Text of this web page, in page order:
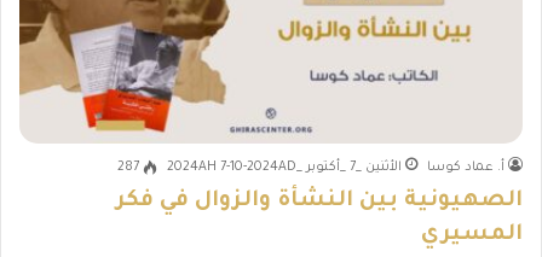
أ. عماد كوسا الأثنين _7 _أكتوبر _2024AH 7-10-2024AD 287
الصهيونية بين النشأة والزوال في فكر
المسيري